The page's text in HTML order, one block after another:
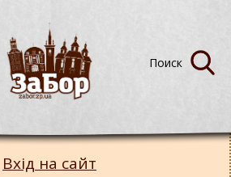
Вхід на сайт